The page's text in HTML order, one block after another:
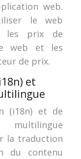
web.
le web
les prix de
web et les
de prix.
et
(i18n) et de
la traduction
du contenu